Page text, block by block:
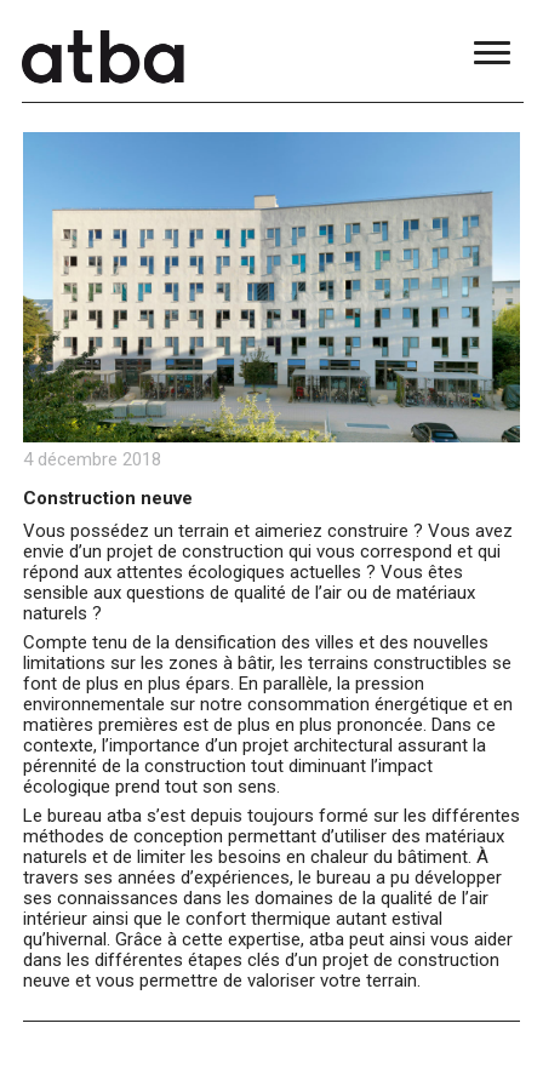
4 décembre 2018
Construction neuve
Vous possédez un terrain et aimeriez construire ? Vous avez
envie d’un projet de construction qui vous correspond et qui
répond aux attentes écologiques actuelles ? Vous êtes
sensible aux questions de qualité de l’air ou de matériaux
naturels ?
Compte tenu de la densification des villes et des nouvelles
limitations sur les zones à bâtir, les terrains constructibles se
font de plus en plus épars. En parallèle, la pression
environnementale sur notre consommation énergétique et en
matières premières est de plus en plus prononcée. Dans ce
contexte, l’importance d’un projet architectural assurant la
pérennité de la construction tout diminuant l’impact
écologique prend tout son sens.
Le bureau atba s’est depuis toujours formé sur les différentes
méthodes de conception permettant d’utiliser des matériaux
naturels et de limiter les besoins en chaleur du bâtiment. À
travers ses années d’expériences, le bureau a pu développer
ses connaissances dans les domaines de la qualité de l’air
intérieur ainsi que le confort thermique autant estival
qu’hivernal. Grâce à cette expertise, atba peut ainsi vous aider
dans les différentes étapes clés d’un projet de construction
neuve et vous permettre de valoriser votre terrain.
मजे
लिए
Xnxxx
Com
فيديو
جنسي
Xnxx
عربي